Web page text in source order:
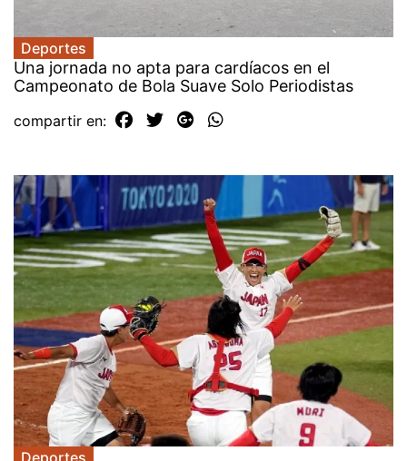
Deportes
Una jornada no apta para cardíacos en el
Campeonato de Bola Suave Solo Periodistas
compartir en: